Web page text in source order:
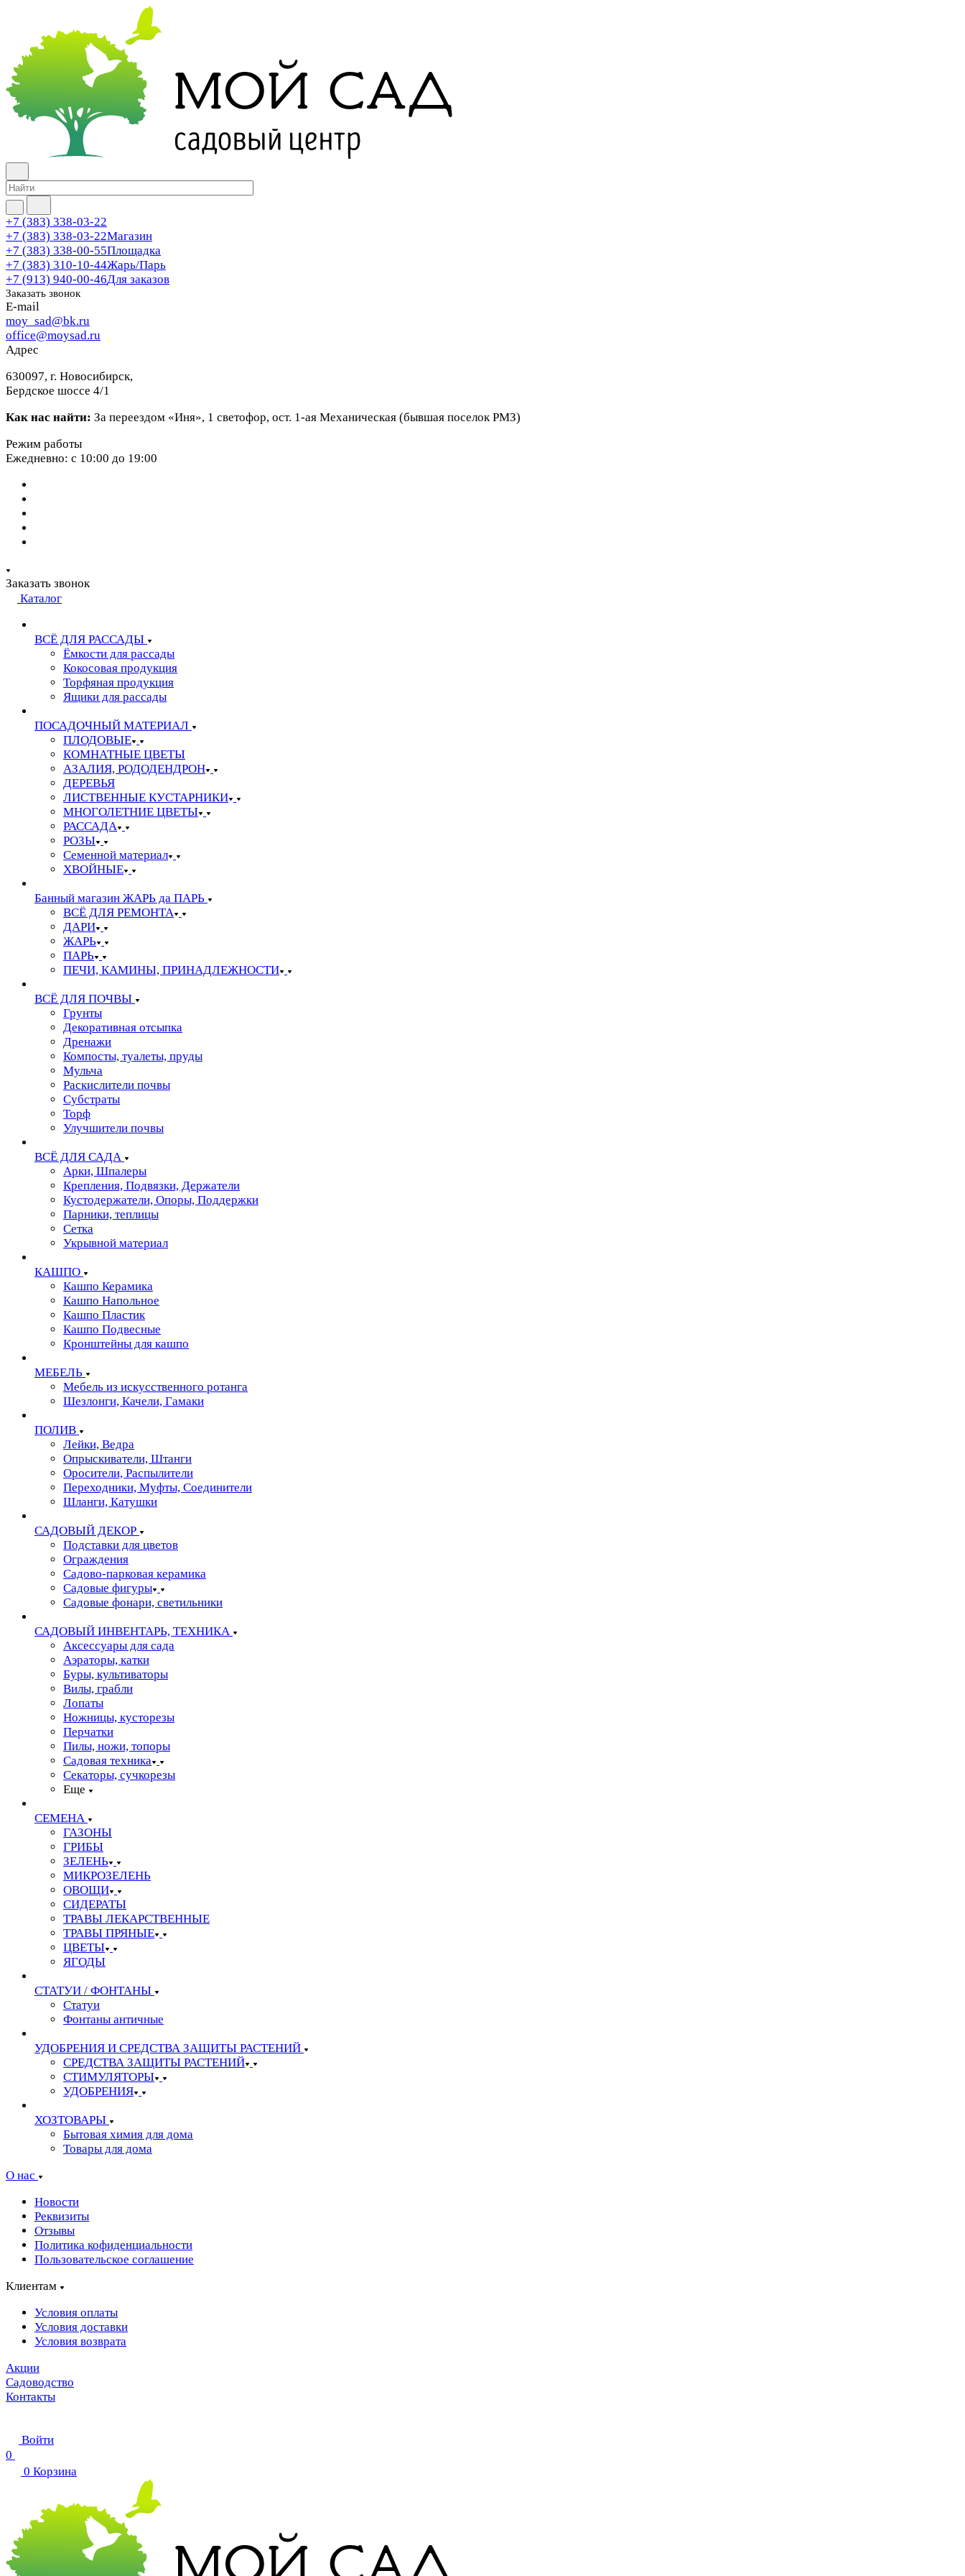
+7 (383) 338-03-22
+7 (383) 338-03-22Магазин
+7 (383) 338-00-55Площадка
+7 (383) 310-10-44Жарь/Парь
+7 (913) 940-00-46Для заказов
Заказать звонок
E-mail
moy_sad@bk.ru
office@moysad.ru
Адрес
630097, г. Новосибирск,
Бердское шоссе 4/1
Как нас найти: За переездом «Иня», 1 светофор, ост. 1-ая Механическая (бывшая поселок РМЗ)
Режим работы
Ежедневно: с 10:00 до 19:00
Заказать звонок
Каталог
ВСЁ ДЛЯ РАССАДЫ
Ёмкости для рассады
Кокосовая продукция
Торфяная продукция
Ящики для рассады
ПОСАДОЧНЫЙ МАТЕРИАЛ
ПЛОДОВЫЕ
КОМНАТНЫЕ ЦВЕТЫ
АЗАЛИЯ, РОДОДЕНДРОН
ДЕРЕВЬЯ
ЛИСТВЕННЫЕ КУСТАРНИКИ
МНОГОЛЕТНИЕ ЦВЕТЫ
РАССАДА
РОЗЫ
Семенной материал
ХВОЙНЫЕ
Банный магазин ЖАРЬ да ПАРЬ
ВСЁ ДЛЯ РЕМОНТА
ДАРИ
ЖАРЬ
ПАРЬ
ПЕЧИ, КАМИНЫ, ПРИНАДЛЕЖНОСТИ
ВСЁ ДЛЯ ПОЧВЫ
Грунты
Декоративная отсыпка
Дренажи
Компосты, туалеты, пруды
Мульча
Раскислители почвы
Субстраты
Торф
Улучшители почвы
ВСЁ ДЛЯ САДА
Арки, Шпалеры
Крепления, Подвязки, Держатели
Кустодержатели, Опоры, Поддержки
Парники, теплицы
Сетка
Укрывной материал
КАШПО
Кашпо Керамика
Кашпо Напольное
Кашпо Пластик
Кашпо Подвесные
Кронштейны для кашпо
МЕБЕЛЬ
Мебель из искусственного ротанга
Шезлонги, Качели, Гамаки
ПОЛИВ
Лейки, Ведра
Опрыскиватели, Штанги
Оросители, Распылители
Переходники, Муфты, Соединители
Шланги, Катушки
САДОВЫЙ ДЕКОР
Подставки для цветов
Ограждения
Садово-парковая керамика
Садовые фигуры
Садовые фонари, светильники
САДОВЫЙ ИНВЕНТАРЬ, ТЕХНИКА
Аксессуары для сада
Аэраторы, катки
Буры, культиваторы
Вилы, грабли
Лопаты
Ножницы, кусторезы
Перчатки
Пилы, ножи, топоры
Садовая техника
Секаторы, сучкорезы
Еще
СЕМЕНА
ГАЗОНЫ
ГРИБЫ
ЗЕЛЕНЬ
МИКРОЗЕЛЕНЬ
ОВОЩИ
СИДЕРАТЫ
ТРАВЫ ЛЕКАРСТВЕННЫЕ
ТРАВЫ ПРЯНЫЕ
ЦВЕТЫ
ЯГОДЫ
СТАТУИ / ФОНТАНЫ
Статуи
Фонтаны античные
УДОБРЕНИЯ И СРЕДСТВА ЗАЩИТЫ РАСТЕНИЙ
СРЕДСТВА ЗАЩИТЫ РАСТЕНИЙ
СТИМУЛЯТОРЫ
УДОБРЕНИЯ
ХОЗТОВАРЫ
Бытовая химия для дома
Товары для дома
О нас
Новости
Реквизиты
Отзывы
Политика кофиденциальности
Пользовательское соглашение
Клиентам
Условия оплаты
Условия доставки
Условия возврата
Акции
Садоводство
Контакты
Войти
0
0 Корзина